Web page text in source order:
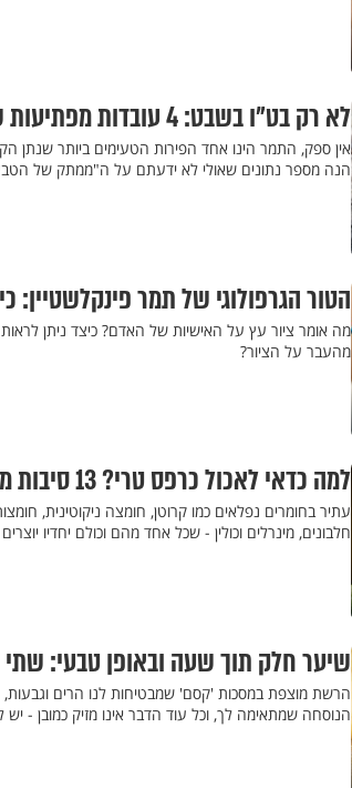
לא רק בט"ו בשבט: 4 עובדות מפתיעות שיעשו לכם חשק לאכול תמר
אין ספק, התמר הינו אחד הפירות הטעימים ביותר שנתן
הנה מספר נתונים שאולי לא ידעתם על ה"ממתק של
הטור הגרפולוגי של תמר פינקלשטיין:
מה אומר ציור עץ על האישיות של האדם? כיצד ניתן לראות
מהעבר על הציור?
למה כדאי לאכול כרפס טרי? 13 סיבות מדהימות שלא תפסיקו להודות עליהן
חלבונים, מינרלים וכולין - שכל אחד מהם וכולם יחדיו
שיער חלק תוך שעה ובאופן טבעי:
הרשת מוצפת במסכות 'קסם' שמבטיחות לנו הרים וגבעות,
הנוסחה שמתאימה לך, וכל עוד הדבר אינו מזיק כמובן - יש